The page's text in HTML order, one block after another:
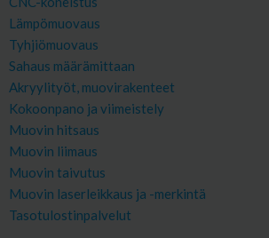
Lämpömuovaus
Tyhjiömuovaus
Sahaus määrämittaan
Akryylityöt, muovirakenteet
Kokoonpano ja viimeistely
Muovin hitsaus
Muovin liimaus
Muovin taivutus
Muovin laserleikkaus ja -merkintä
Tasotulostinpalvelut